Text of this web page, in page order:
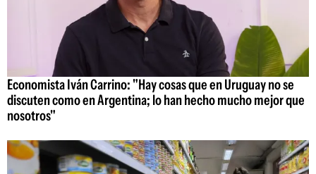
Economista Iván Carrino: "Hay cosas que en Uruguay no se
discuten como en Argentina; lo han hecho mucho mejor que
nosotros"